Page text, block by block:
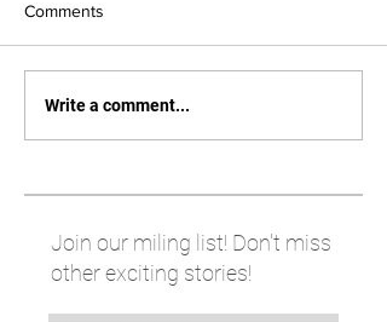
Comments
Write a comment...
Join our miling list! Don't miss
other exciting stories!